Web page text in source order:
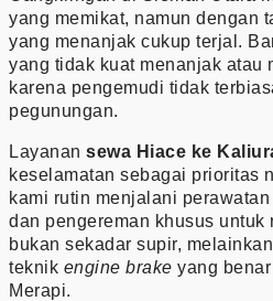
yang memikat, namun dengan
yang menanjak cukup terjal.
yang tidak kuat menanjak atau
karena pengemudi tidak
pegunungan.
Layanan sewa Hiace ke
keselamatan sebagai prioritas
kami rutin menjalani
dan pengereman khusus untuk
bukan sekadar supir,
teknik engine brake yang
Merapi.